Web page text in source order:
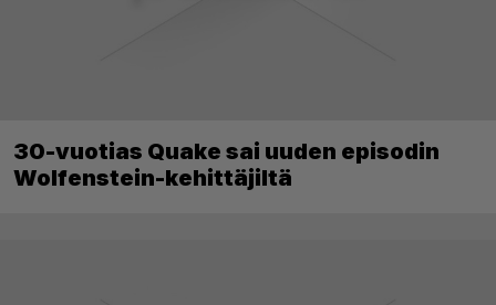
30-vuotias Quake sai uuden episodin
Wolfenstein-kehittäjiltä